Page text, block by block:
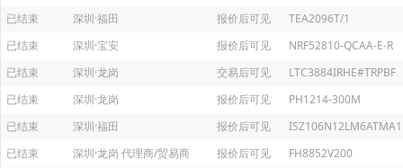
已结束
深圳·福田 报价后可见
TEA2096T/1
已结束
深圳·宝安 报价后可见
NRF52810-QCAA-E-R
已结束
深圳·龙岗 交易后可见
LTC3884IRHE#TRPBF
已结束
深圳·龙岗 报价后可见
PH1214-300M
已结束
深圳·福田 报价后可见
ISZ106N12LM6ATMA1
已结束
深圳·龙岗 代理商/贸易商 报价后可见
FH8852V200